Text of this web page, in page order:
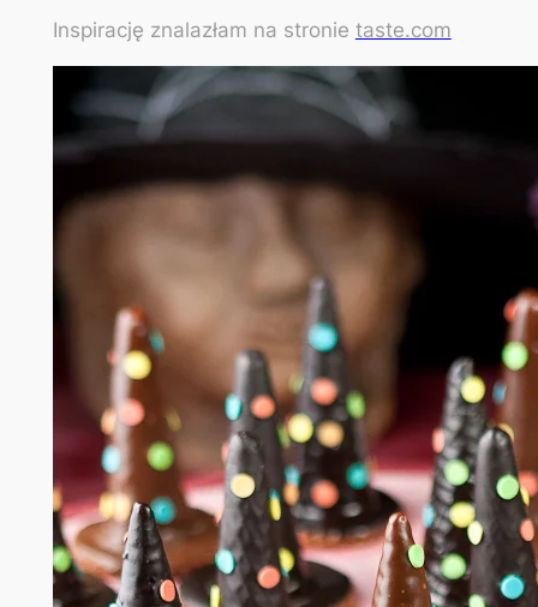
Inspirację znalazłam na stronie taste.com